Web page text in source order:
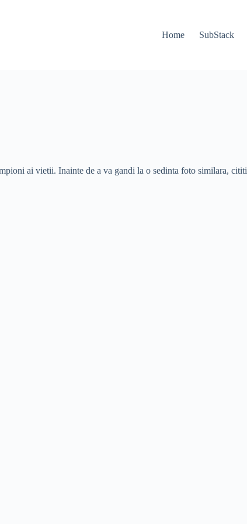
Home
SubStack
ai vietii. Inainte de a va gandi la o sedinta foto similara, cititi